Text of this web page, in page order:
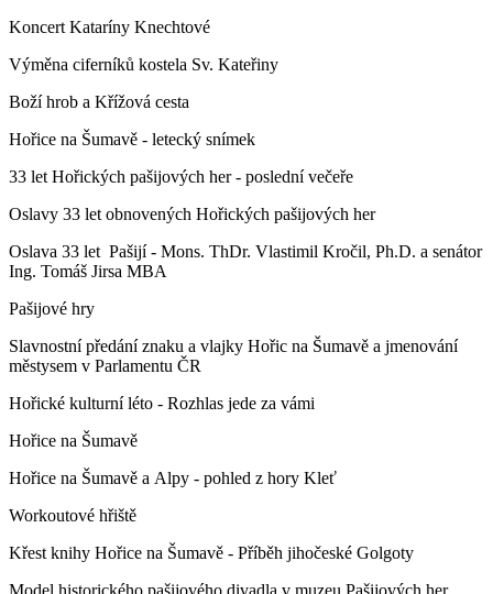
Koncert Kataríny Knechtové
Výměna ciferníků kostela Sv. Kateřiny
Boží hrob a Křížová cesta
Hořice na Šumavě - letecký snímek
33 let Hořických pašijových her - poslední večeře
Oslavy 33 let obnovených Hořických pašijových her
Oslava 33 let Pašijí - Mons. ThDr. Vlastimil Kročil, Ph.D. a senátor
Ing. Tomáš Jirsa MBA
Pašijové hry
Slavnostní předání znaku a vlajky Hořic na Šumavě a jmenování
městysem v Parlamentu ČR
Hořické kulturní léto - Rozhlas jede za vámi
Hořice na Šumavě
Hořice na Šumavě a Alpy - pohled z hory Kleť
Workoutové hřiště
Křest knihy Hořice na Šumavě - Příběh jihočeské Golgoty
Model historického pašijového divadla v muzeu Pašijových her